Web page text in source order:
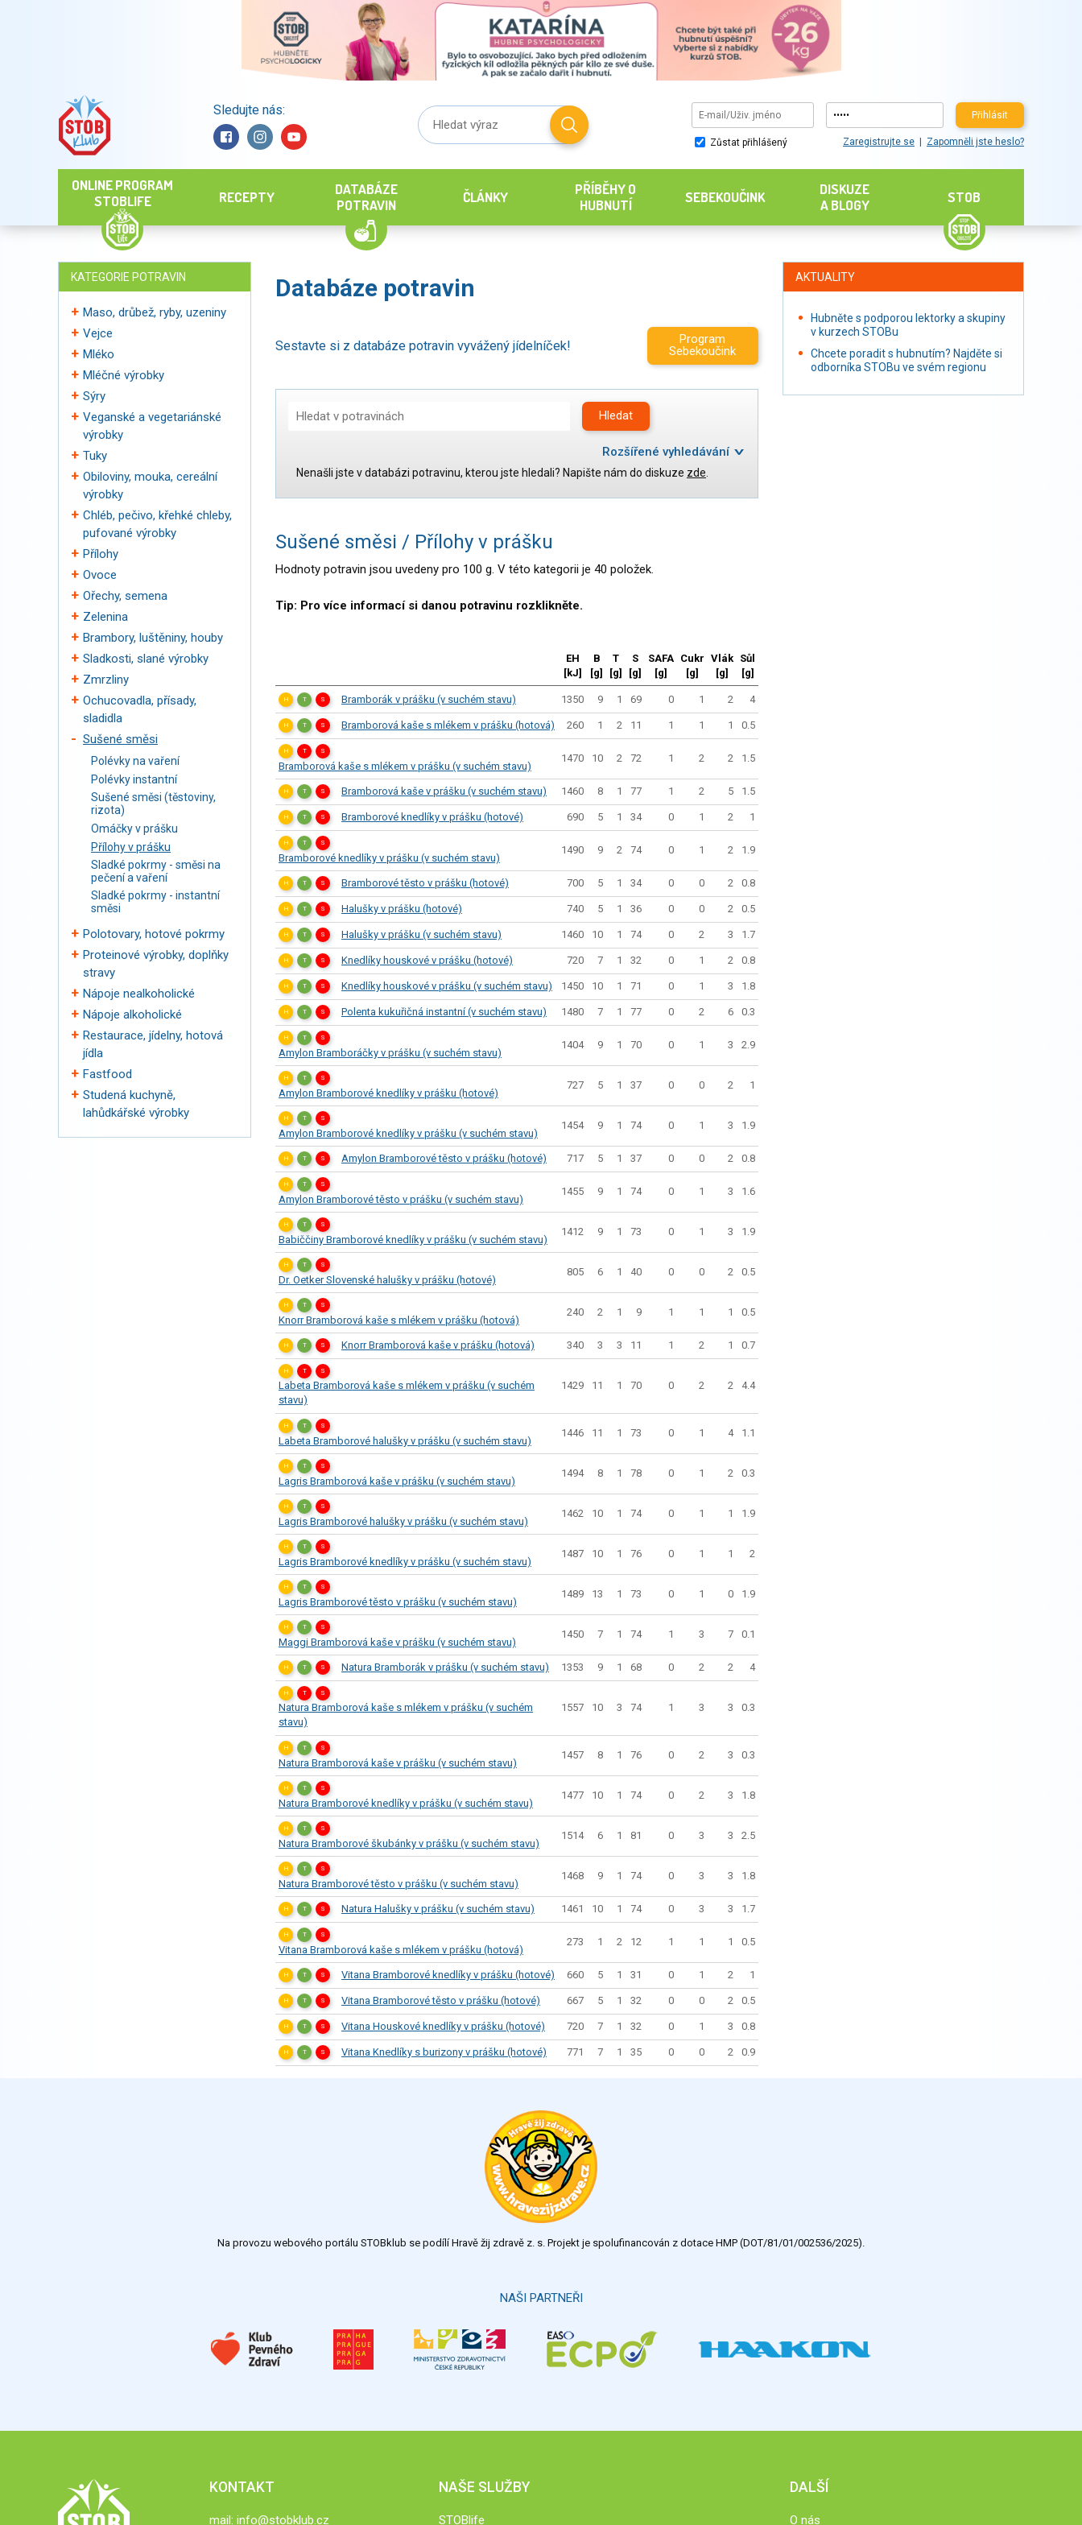
Sledujte nás: Přihlásit
Zůstat přihlášený Zaregistrujte se Zapomněli jste heslo?
ONLINE PROGRAM
STOBLIFE
RECEPTY
DATABÁZE
POTRAVIN
ČLÁNKY
PŘÍBĚHY O
HUBNUTÍ
SEBEKOUČINK
DISKUZE
A BLOGY
STOB
KATEGORIE POTRAVIN
Maso, drůbež, ryby, uzeniny
Vejce
Mléko
Mléčné výrobky
Sýry
Veganské a vegetariánské
výrobky
Tuky
Obiloviny, mouka, cereální
výrobky
Chléb, pečivo, křehké chleby,
pufované výrobky
Přílohy
Ovoce
Ořechy, semena
Zelenina
Brambory, luštěniny, houby
Sladkosti, slané výrobky
Zmrzliny
Ochucovadla, přísady,
sladidla
Sušené směsi
Polévky na vaření
Polévky instantní
Sušené směsi (těstoviny,
rizota)
Omáčky v prášku
Přílohy v prášku
Sladké pokrmy - směsi na
pečení a vaření
Sladké pokrmy - instantní
směsi
Polotovary, hotové pokrmy
Proteinové výrobky, doplňky
stravy
Nápoje nealkoholické
Nápoje alkoholické
Restaurace, jídelny, hotová
jídla
Fastfood
Studená kuchyně,
lahůdkářské výrobky
Databáze potravin
Sestavte si z databáze potravin vyvážený jídelníček!
Program
Sebekoučink
Hledat
Rozšířené vyhledávání
Mléčné výrobky
Veganské a vegetariánské výrobky
Obiloviny, mouka, cereální výrobky
Zelenina
Brambory, luštěniny, houby
Sladkosti, slané výrobky
Ochucovadla, přísady, sladidla
Sušené směsi
Polotovary, hotové pokrmy
Proteinové výrobky, doplňky stravy
Nápoje alkoholické
Restaurace, jídelny, hotová jídla
Fastfood
Studená kuchyně, lahůdkářské výrobky
Řadit dle:
Řadit:
Hledat
Nenašli jste v databázi potravinu, kterou jste hledali? Napište nám do diskuze zde
Sušené směsi / Přílohy v prášku
Hodnoty potravin jsou uvedeny pro 100 g. V této kategorii je 40 položek.
Tip: Pro více informací si danou potravinu rozklikněte.
EH
[kJ]
B
[g]
T
[g]
S
[g]
SAFA
[g]
Cukr
[g]
Vlák
[g]
Sůl
[g]
H T S Bramborák v prášku (v suchém stavu) 1350 9 1 69 0 1 2 4
H T S Bramborová kaše s mlékem v prášku (hotová) 260 1 2 11 1 1 1 0.5
H T S
Bramborová kaše s mlékem v prášku (v suchém stavu)
1470 10 2 72 1 2 2 1.5
H T S Bramborová kaše v prášku (v suchém stavu) 1460 8 1 77 1 2 5 1.5
H T S Bramborové knedlíky v prášku (hotové) 690 5 1 34 0 1 2 1
H T S
Bramborové knedlíky v prášku (v suchém stavu)
1490 9 2 74 0 1 2 1.9
H T S Bramborové těsto v prášku (hotové) 700 5 1 34 0 0 2 0.8
H T S Halušky v prášku (hotové) 740 5 1 36 0 0 2 0.5
H T S Halušky v prášku (v suchém stavu) 1460 10 1 74 0 2 3 1.7
H T S Knedlíky houskové v prášku (hotové) 720 7 1 32 0 1 2 0.8
H T S Knedlíky houskové v prášku (v suchém stavu) 1450 10 1 71 0 1 3 1.8
H T S Polenta kukuřičná instantní (v suchém stavu) 1480 7 1 77 0 2 6 0.3
H T S
Amylon Bramboráčky v prášku (v suchém stavu)
1404 9 1 70 0 1 3 2.9
H T S
Amylon Bramborové knedlíky v prášku (hotové)
727 5 1 37 0 0 2 1
H T S
Amylon Bramborové knedlíky v prášku (v suchém stavu)
1454 9 1 74 0 1 3 1.9
H T S Amylon Bramborové těsto v prášku (hotové) 717 5 1 37 0 0 2 0.8
H T S
Amylon Bramborové těsto v prášku (v suchém stavu)
1455 9 1 74 0 1 3 1.6
H T S
Babiččiny Bramborové knedlíky v prášku (v suchém stavu)
1412 9 1 73 0 1 3 1.9
H T S
Dr. Oetker Slovenské halušky v prášku (hotové)
805 6 1 40 0 0 2 0.5
H T S
Knorr Bramborová kaše s mlékem v prášku (hotová)
240 2 1 9 1 1 1 0.5
H T S Knorr Bramborová kaše v prášku (hotová) 340 3 3 11 1 2 1 0.7
H T S
Labeta Bramborová kaše s mlékem v prášku (v suchém
stavu)
1429 11 1 70 0 2 2 4.4
H T S
Labeta Bramborové halušky v prášku (v suchém stavu)
1446 11 1 73 0 1 4 1.1
H T S
Lagris Bramborová kaše v prášku (v suchém stavu)
1494 8 1 78 0 1 2 0.3
H T S
Lagris Bramborové halušky v prášku (v suchém stavu)
1462 10 1 74 0 1 1 1.9
H T S
Lagris Bramborové knedlíky v prášku (v suchém stavu)
1487 10 1 76 0 1 1 2
H T S
Lagris Bramborové těsto v prášku (v suchém stavu)
1489 13 1 73 0 1 0 1.9
H T S
Maggi Bramborová kaše v prášku (v suchém stavu)
1450 7 1 74 1 3 7 0.1
H T S Natura Bramborák v prášku (v suchém stavu) 1353 9 1 68 0 2 2 4
H T S
Natura Bramborová kaše s mlékem v prášku (v suchém
stavu)
1557 10 3 74 1 3 3 0.3
H T S
Natura Bramborová kaše v prášku (v suchém stavu)
1457 8 1 76 0 2 3 0.3
H T S
Natura Bramborové knedlíky v prášku (v suchém stavu)
1477 10 1 74 0 2 3 1.8
H T S
Natura Bramborové škubánky v prášku (v suchém stavu)
1514 6 1 81 0 3 3 2.5
H T S
Natura Bramborové těsto v prášku (v suchém stavu)
1468 9 1 74 0 3 3 1.8
H T S Natura Halušky v prášku (v suchém stavu) 1461 10 1 74 0 3 3 1.7
H T S
Vitana Bramborová kaše s mlékem v prášku (hotová)
273 1 2 12 1 1 1 0.5
H T S Vitana Bramborové knedlíky v prášku (hotové) 660 5 1 31 0 1 2 1
H T S Vitana Bramborové těsto v prášku (hotové) 667 5 1 32 0 0 2 0.5
H T S Vitana Houskové knedlíky v prášku (hotové) 720 7 1 32 0 1 3 0.8
H T S Vitana Knedlíky s burizony v prášku (hotové) 771 7 1 35 0 0 2 0.9
AKTUALITY
Hubněte s podporou lektorky a skupiny
v kurzech STOBu
Chcete poradit s hubnutím? Najděte si
odborníka STOBu ve svém regionu
Na provozu webového portálu STOBklub se podílí Hravě žij zdravě z. s. Projekt je spolufinancován z dotace HMP (DOT/81/01/002536/2025).
NAŠI PARTNEŘI
KONTAKT
mail: info@stobklub.cz
NAŠE SLUŽBY
STOBlife
DALŠÍ
O nás